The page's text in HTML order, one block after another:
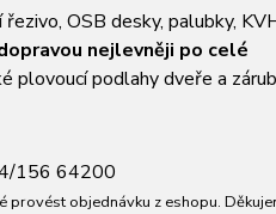
OSB desky, palubky,
nejlevněji po celé
plovoucí podlahy dveře a
156 64200
provést objednávku z eshopu.